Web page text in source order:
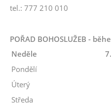
tel.: 777 210 010
POŘAD BOHOSLUŽEB -
Neděle
Pondělí
Úterý
Středa